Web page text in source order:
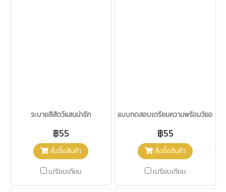
ระบายสีสัตว์แสนน่ารัก
฿55
สั่งซื้อสินค้า
เปรียบเทียบ
แบบทดสอบเตรียมความพร้อมวัยอนุบา
฿55
สั่งซื้อสินค้า
เปรียบเทียบ